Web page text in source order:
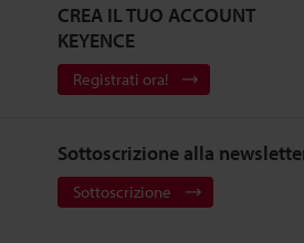
CREA IL TUO ACCOUNT
KEYENCE
Registrati ora!
Sottoscrizione alla
Sottoscrizione